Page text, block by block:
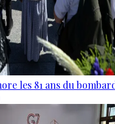
les 81 ans du